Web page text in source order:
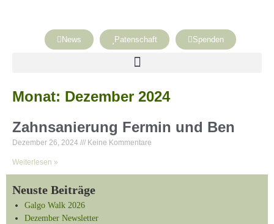
News Patenschaft Spenden
Monat: Dezember 2024
Zahnsanierung Fermin und Ben
Dezember 26, 2024 Keine Kommentare
Weiterlesen »
Neuste Beiträge
Galgo Walk 2026
Dezember Newsletter